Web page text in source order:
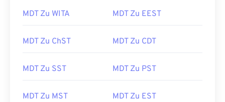
MDT Zu WITA MDT Zu EEST
MDT Zu ChST MDT Zu CDT
MDT Zu SST MDT Zu PST
MDT Zu MST MDT Zu EST